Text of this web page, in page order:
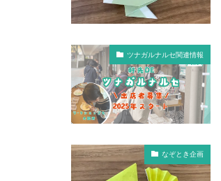
ツナガルナルセ関連情報
なぞとき企画